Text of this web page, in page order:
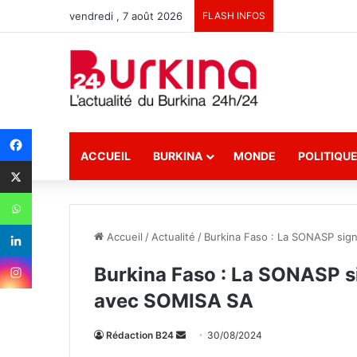
vendredi , 7 août 2026 FLASH INFOS
ACCUEIL BURKINA MONDE POLITIQUE
Accueil / Actualité / Burkina Faso : La SONASP
Burkina Faso : La SONASP
avec SOMISA SA
Rédaction B24 30/08/2024